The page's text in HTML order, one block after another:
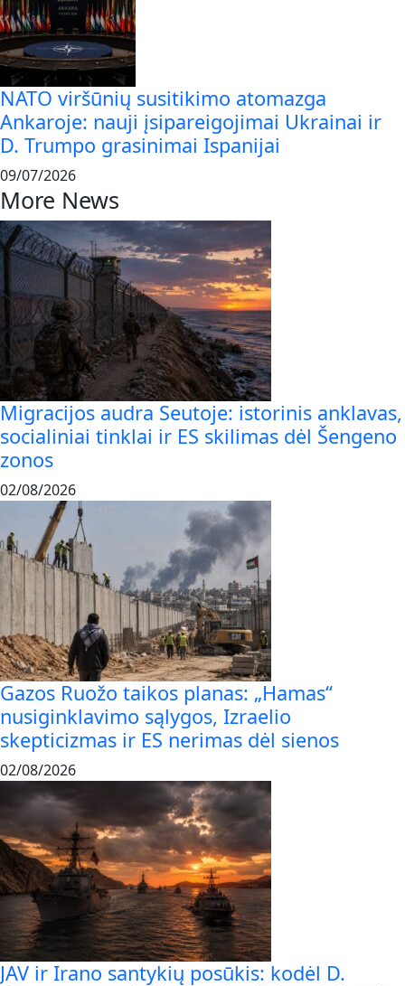
NATO viršūnių susitikimo atomazga
Ankaroje: nauji įsipareigojimai Ukrainai ir
D. Trumpo grasinimai Ispanijai
09/07/2026
More News
Migracijos audra Seutoje: istorinis anklavas,
socialiniai tinklai ir ES skilimas dėl Šengeno
zonos
02/08/2026
Gazos Ruožo taikos planas: „Hamas“
nusiginklavimo sąlygos, Izraelio
skepticizmas ir ES nerimas dėl sienos
02/08/2026
JAV ir Irano santykių posūkis: kodėl D.